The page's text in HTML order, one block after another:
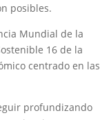
posibles.
Mundial de la
16 de la
centrado en las
profundizando